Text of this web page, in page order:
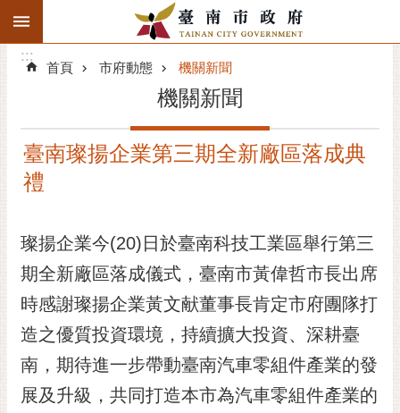
跳到主要內容區塊
搜
階
精彩府城
市府團隊
主題服務
市政資訊
市民互動
:::
:::
首頁 市府動態 機關新聞
機關新聞
臺南璨揚企業第三期全新廠區落成典
禮
璨揚企業今(20)日於臺南科技工業區舉行第三
期全新廠區落成儀式，臺南市黃偉哲市長出席
時感謝璨揚企業黃文献董事長肯定市府團隊打
造之優質投資環境，持續擴大投資、深耕臺
南，期待進一步帶動臺南汽車零組件產業的發
展及升級，共同打造本市為汽車零組件產業的